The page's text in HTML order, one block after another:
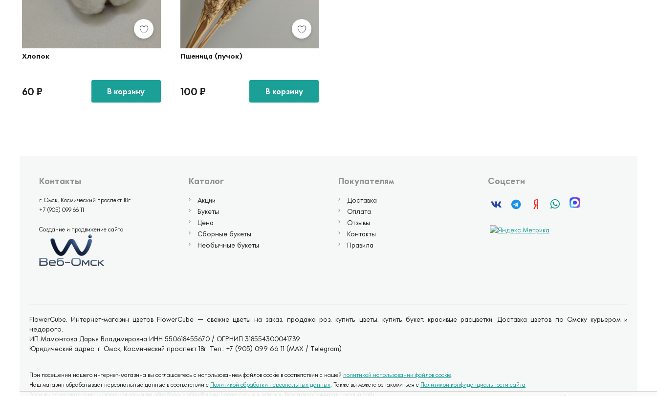
Хлопок
60 ₽ В корзину
Пшеница (пучок)
100 ₽ В корзину
Контакты
г. Омск, Космический проспект 18г.
+7 (905) 099 66 11
Создание и продвижение сайта
Каталог
Акции
Букеты
Цена
Сборные букеты
Необычные букеты
Покупателям
Доставка
Оплата
Отзывы
Контакты
Правила
Соцсети
FlowerCube, Интернет-магазин цветов FlowerCube — свежие цветы на заказ, продажа роз, купить цветы, купить букет, красивые расцветки. Доставка цветов по Омску курьером и
недорого.
ИП Мамонтова Дарья Владимировна ИНН 550618455670 / ОГРНИП 318554300041739
Юридический адрес: г. Омск, Космический проспект 18г. Тел.: +7 (905) 099 66 11 (MAX / Telegram)
При посещении нашего интернет-магазина вы соглашаетесь с использованием файлов cookie в соответствии с нашей политикой использовании файлов cookie.
Наш магазин обрабатывает персональные данные в соответствии с Политикой обработки персональных данных. Также вы можете ознакомиться с Политикой конфиденциальности сайта